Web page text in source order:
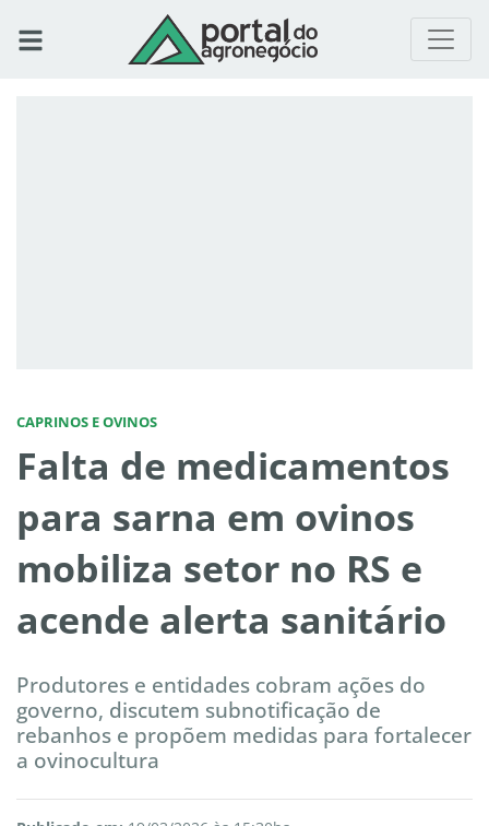
CAPRINOS E OVINOS
Falta de medicamentos
para sarna em ovinos
mobiliza setor no RS e
acende alerta sanitário
Produtores e entidades cobram ações do
governo, discutem subnotificação de
rebanhos e propõem medidas para fortalecer
a ovinocultura